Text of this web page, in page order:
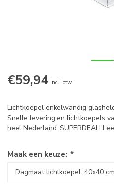
€59,94 Incl. btw
Lichtkoepel enkelwandig
Snelle levering en lichtkoepels
heel Nederland. SUPERDEAL!
Maak een keuze: *